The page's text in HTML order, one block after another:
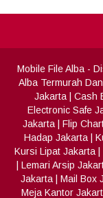
Mobile File Alba-
Alba Termurah
Jakarta| Cash
Electronic Safe
Jakarta | Flip
Hadap Jakarta|
Kursi Lipat Jakarta |
| Lemari Arsip
Jakarta | Mail Box
Meja Kantor